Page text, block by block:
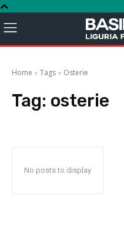
Home Tags Osterie
Tag: osterie
No posts to display